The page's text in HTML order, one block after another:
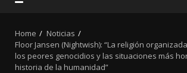
Home
Noticias
Floor Jansen (Nightwish): “La religión
los peores genocidios y las situaciones más
historia de la humanidad”